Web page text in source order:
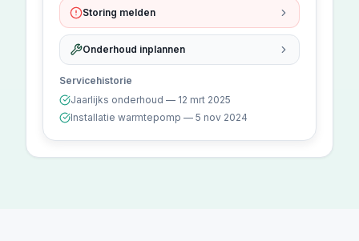
Storing melden
Onderhoud inplannen
Servicehistorie
Jaarlijks onderhoud — 12 mrt 2025
Installatie warmtepomp — 5 nov 2024